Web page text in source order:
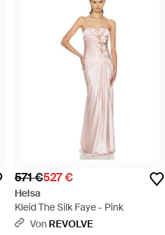
571 €527 €
Helsa
Kleid The Silk Faye - Pink
Von REVOLVE